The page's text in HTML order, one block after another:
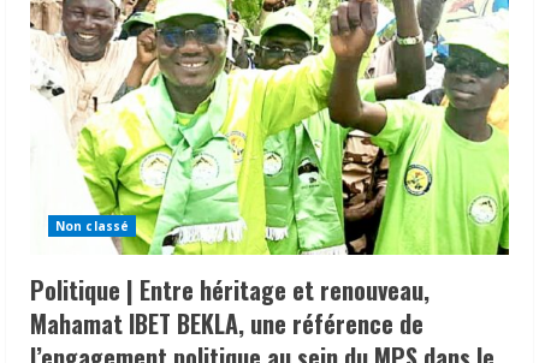
Non classé
Politique | Entre héritage et renouveau,
Mahamat IBET BEKLA, une référence de